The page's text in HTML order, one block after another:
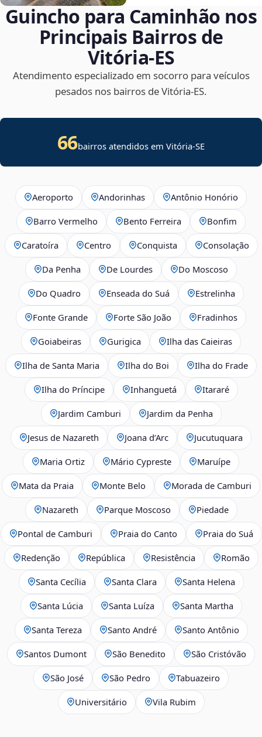
Guincho para Caminhão nos
Principais Bairros de
Vitória‑ES
Atendimento especializado em socorro para veículos
pesados nos bairros de Vitória‑ES.
66bairros atendidos em Vitória-SE
Aeroporto Andorinhas Antônio Honório
Barro Vermelho Bento Ferreira Bonfim
Caratoíra Centro Conquista Consolação
Da Penha De Lourdes Do Moscoso
Do Quadro Enseada do Suá Estrelinha
Fonte Grande Forte São João Fradinhos
Goiabeiras Gurigica Ilha das Caieiras
Ilha de Santa Maria Ilha do Boi Ilha do Frade
Ilha do Príncipe Inhanguetá Itararé
Jardim Camburi Jardim da Penha
Jesus de Nazareth Joana d’Arc Jucutuquara
Maria Ortiz Mário Cypreste Maruípe
Mata da Praia Monte Belo Morada de Camburi
Nazareth Parque Moscoso Piedade
Pontal de Camburi Praia do Canto Praia do Suá
Redenção República Resistência Romão
Santa Cecília Santa Clara Santa Helena
Santa Lúcia Santa Luíza Santa Martha
Santa Tereza Santo André Santo Antônio
Santos Dumont São Benedito São Cristóvão
São José São Pedro Tabuazeiro
Universitário Vila Rubim